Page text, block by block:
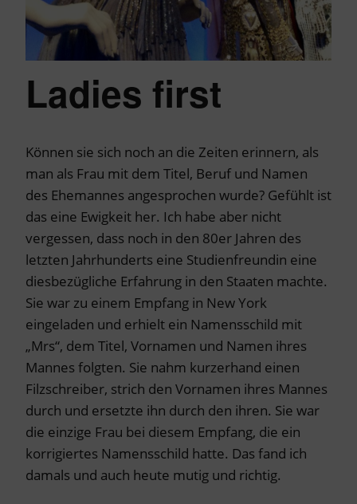
Ladies first
Können sie sich noch an die Zeiten erinnern, als
man als Frau mit dem Titel, Beruf und Namen
des Ehemannes angesprochen wurde? Gefühlt ist
das eine Ewigkeit her. Ich habe aber nicht
vergessen, dass noch in den 80er Jahren des
letzten Jahrhunderts eine Studienfreundin eine
diesbezügliche Erfahrung in den Staaten machte.
Sie war zu einem Empfang in New York
eingeladen und erhielt ein Namensschild mit
„Mrs“, dem Titel, Vornamen und Namen ihres
Mannes folgten. Sie nahm kurzerhand einen
Filzschreiber, strich den Vornamen ihres Mannes
durch und ersetzte ihn durch den ihren. Sie war
die einzige Frau bei diesem Empfang, die ein
korrigiertes Namensschild hatte. Das fand ich
damals und auch heute mutig und richtig.